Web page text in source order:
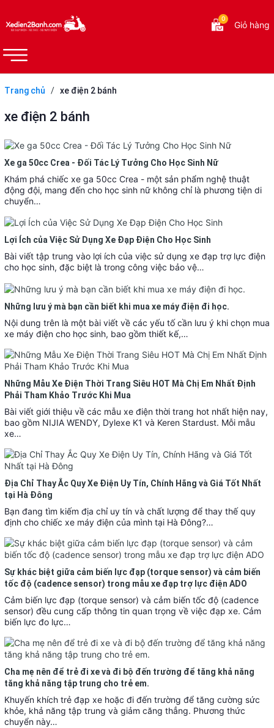
0
Giỏ hàng
Trang chủ / xe điện 2 bánh
xe điện 2 bánh
Xe ga 50cc Crea - Đối Tác Lý Tưởng Cho Học Sinh Nữ
Khám phá chiếc xe ga 50cc Crea - một sản phẩm nghệ thuật
động đội, mang đến cho học sinh nữ không chỉ là phương tiện di
chuyển…
Lợi Ích của Việc Sử Dụng Xe Đạp Điện Cho Học Sinh
Bài viết tập trung vào lợi ích của việc sử dụng xe đạp trợ lực điện
cho học sinh, đặc biệt là trong công việc bảo vệ…
Những lưu ý mà bạn cần biết khi mua xe máy điện đi học.
Nội dung trên là một bài viết về các yếu tố cần lưu ý khi chọn mua
xe máy điện cho học sinh, bao gồm thiết kế,…
Những Mẫu Xe Điện Thời Trang Siêu HOT Mà Chị Em Nhất Định
Phải Tham Khảo Trước Khi Mua
Bài viết giới thiệu về các mẫu xe điện thời trang hot nhất hiện nay,
bao gồm NIJIA WENDY, Dylexe K1 và Keren Stardust. Mỗi mẫu
xe…
Địa Chỉ Thay Ắc Quy Xe Điện Uy Tín, Chính Hãng và Giá Tốt Nhất
tại Hà Đông
Bạn đang tìm kiếm địa chỉ uy tín và chất lượng để thay thế quy
định cho chiếc xe máy điện của mình tại Hà Đông?…
Sự khác biệt giữa cảm biến lực đạp (torque sensor) và cảm biến
tốc độ (cadence sensor) trong mẫu xe đạp trợ lực điện ADO
Cảm biến lực đạp (torque sensor) và cảm biến tốc độ (cadence
sensor) đều cung cấp thông tin quan trọng về việc đạp xe. Cảm
biến lực đo lực…
Cha mẹ nên để trẻ đi xe và đi bộ đến trường để tăng khả năng
tăng khả năng tập trung cho trẻ em.
Khuyến khích trẻ đạp xe hoặc đi đến trường để tăng cường sức
khỏe, khả năng tập trung và giảm căng thẳng. Phương thức
chuyển này…